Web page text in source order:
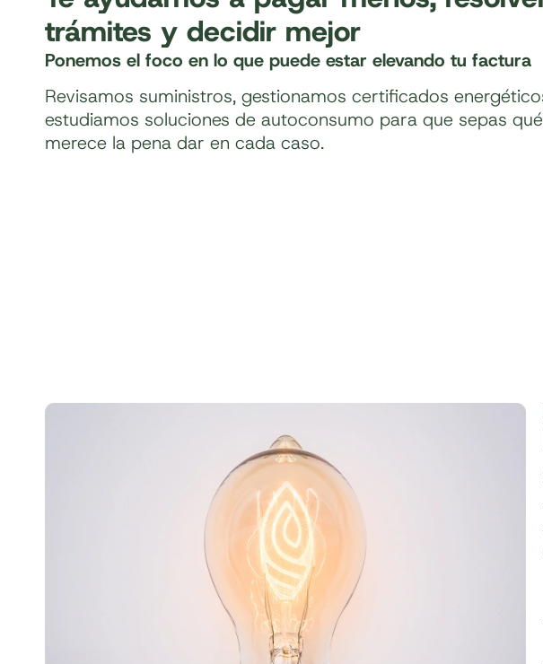
trámites y decidir mejor
Ponemos el foco en lo que puede estar elevando tu factura
Revisamos suministros, gestionamos certificados
estudiamos soluciones de autoconsumo para que sepas
merece la pena dar en cada caso.